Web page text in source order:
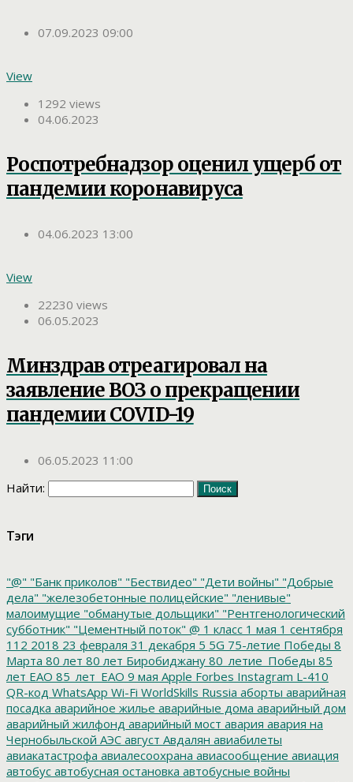
07.09.2023 09:00
View
1292 views
04.06.2023
Роспотребнадзор оценил ущерб от
пандемии коронавируса
04.06.2023 13:00
View
22230 views
06.05.2023
Минздрав отреагировал на
заявление ВОЗ о прекращении
пандемии COVID-19
06.05.2023 11:00
Найти:
Тэги
"@" "Банк приколов" "Бествидео" "Дети войны" "Добрые
дела" "железобетонные полицейские" "ленивые"
малоимущие "обманутые дольщики" "Рентгенологический
субботник" "Цементный поток" @ 1 класс 1 мая 1 сентября
112 2018 23 февраля 31 декабря 5 5G 75-летие Победы 8
Марта 80 лет 80 лет Биробиджану 80_летие_Победы 85
лет ЕАО 85_лет_ЕАО 9 мая Apple Forbes Instagram L-410
QR-код WhatsApp Wi-Fi WorldSkills Russia аборты аварийная
посадка аварийное жилье аварийные дома аварийный дом
аварийный жилфонд аварийный мост авария авария на
Чернобыльской АЭС август Авдалян авиабилеты
авиакатастрофа авиалесоохрана авиасообщение авиация
автобус автобусная остановка автобусные войны